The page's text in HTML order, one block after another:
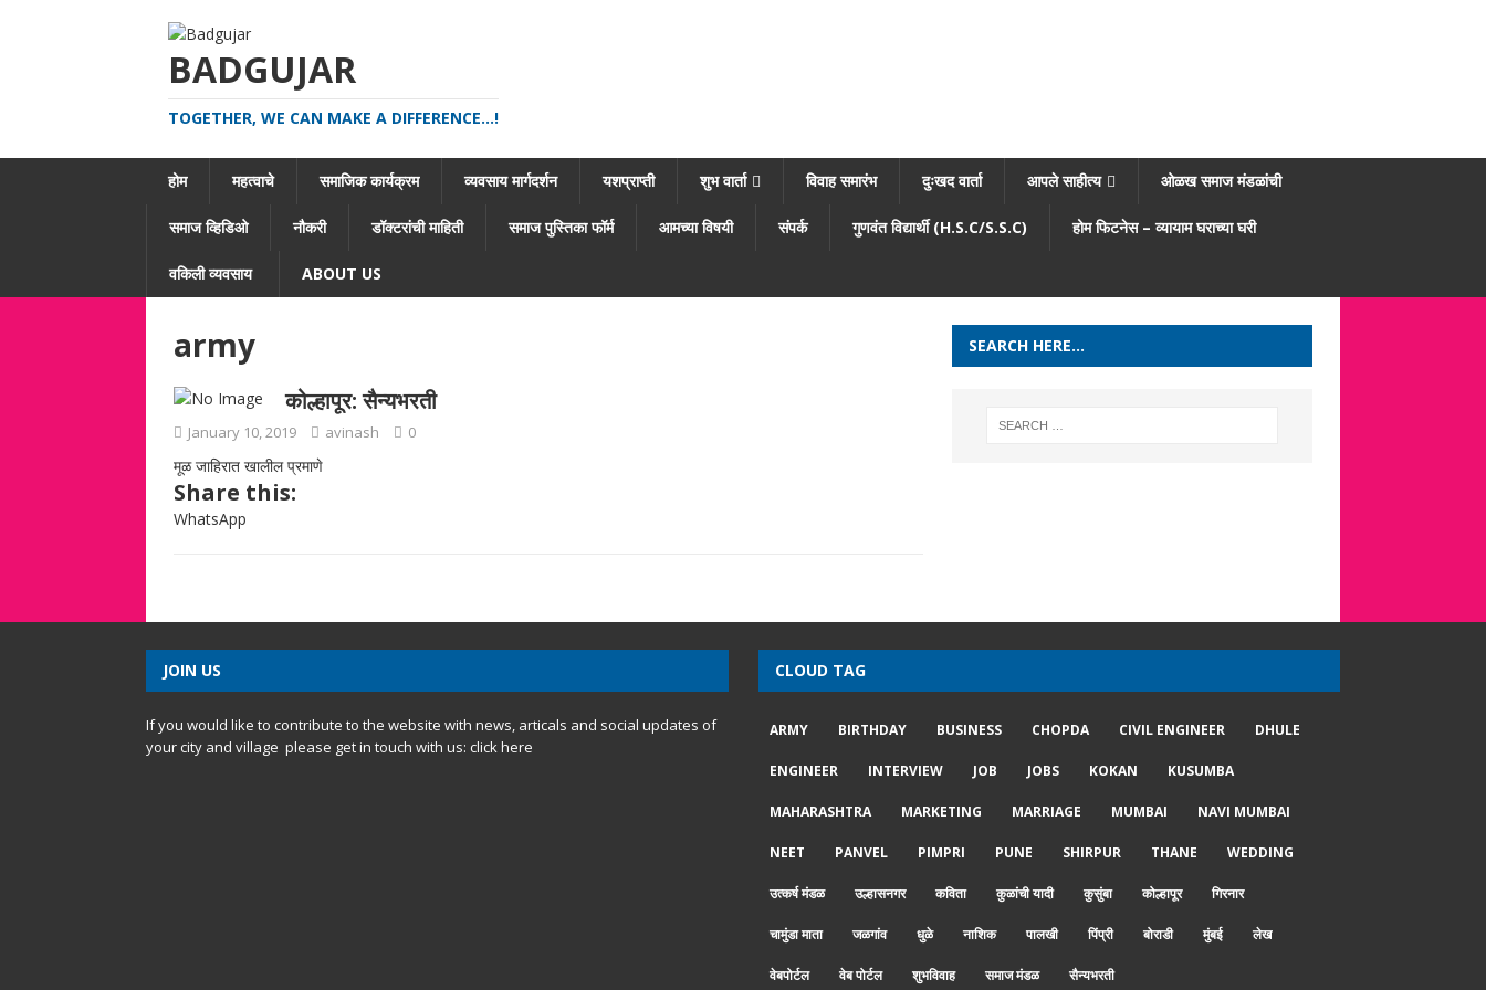
BADGUJAR
TOGETHER, WE CAN MAKE A DIFFERENCE...!
होम महत्वाचे समाजिक कार्यक्रम व्यवसाय मार्गदर्शन यशप्राप्ती शुभ वार्ता विवाह समारंभ दुःखद वार्ता आपले साहीत्य ओळख समाज मंडळांची
समाज व्हिडिओ नौकरी डॉक्टरांची माहिती समाज पुस्तिका फॉर्म आमच्या विषयी संपर्क गुणवंत विद्यार्थी (H.S.C/S.S.C) होम फिटनेस – व्यायाम घराच्या घरी
वकिली व्यवसाय ABOUT US
army
कोल्हापूर: सैन्यभरती
January 10, 2019 avinash 0
मूळ जाहिरात खालील प्रमाणे
Share this:
WhatsApp
SEARCH HERE…
JOIN US
If you would like to contribute to the website with news, articals and social updates of
your city and village please get in touch with us: click here
CLOUD TAG
ARMY BIRTHDAY BUSINESS CHOPDA CIVIL ENGINEER DHULE
ENGINEER INTERVIEW JOB JOBS KOKAN KUSUMBA
MAHARASHTRA MARKETING MARRIAGE MUMBAI NAVI MUMBAI
NEET PANVEL PIMPRI PUNE SHIRPUR THANE WEDDING
उत्कर्ष मंडळ उल्हासनगर कविता कुळांची यादी कुसुंबा कोल्हापूर गिरनार
चामुंडा माता जळगांव धुळे नाशिक पालखी पिंप्री बोराडी मुंबई लेख
वेबपोर्टल वेब पोर्टल शुभविवाह समाज मंडळ सैन्यभरती